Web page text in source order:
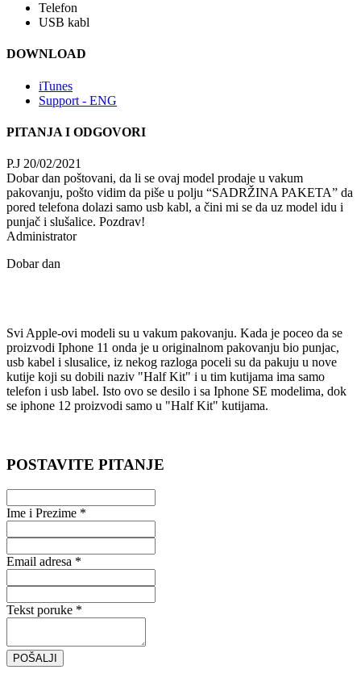
Telefon
USB kabl
DOWNLOAD
iTunes
Support - ENG
PITANJA I ODGOVORI
P.J 20/02/2021
Dobar dan poštovani, da li se ovaj model prodaje u vakum
pakovanju, pošto vidim da piše u polju “SADRŽINA PAKETA” da
pored telefona dolazi samo usb kabl, a čini mi se da uz model idu i
punjač i slušalice. Pozdrav!
Administrator
Dobar dan
Svi Apple-ovi modeli su u vakum pakovanju. Kada je poceo da se
proizvodi Iphone 11 onda je u originalnom pakovanju bio punjac,
usb kabel i slusalice, iz nekog razloga poceli su da pakuju u nove
kutije koji su dobili naziv "Half Kit" i u tim kutijama ima samo
telefon i usb label. Isto ovo se desilo i sa Iphone SE modelima, dok
se iphone 12 proizvodi samo u "Half Kit" kutijama.
POSTAVITE PITANJE
Ime i Prezime *
Email adresa *
Tekst poruke *
POŠALJI